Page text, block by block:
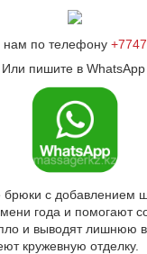
нам по телефону
Или пишите в WhatsApp
с добавлением
года и помогают
и выводят лишнюю
кружевную отделку.